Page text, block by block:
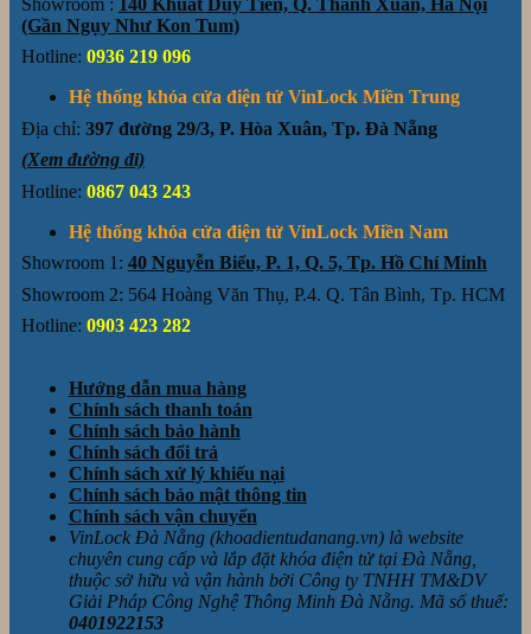
(Gần Ngụy Như Kon Tum)
Hotline: 0936 219 096
Hệ thống khóa cửa điện tử VinLock Miền Trung
Địa chỉ: 397 đường 29/3, P. Hòa Xuân, Tp. Đà Nẵng
(Xem đường đi)
Hotline: 0867 043 243
Hệ thống khóa cửa điện tử VinLock Miền Nam
Showroom 1: 40 Nguyễn Biểu, P. 1, Q. 5, Tp. Hồ Chí Minh
Showroom 2: 564 Hoàng Văn Thụ, P.4. Q. Tân Bình, Tp. HCM
Hotline: 0903 423 282
Hướng dẫn mua hàng
Chính sách thanh toán
Chính sách bảo hành
Chính sách đổi trả
Chính sách xử lý khiếu nại
Chính sách bảo mật thông tin
Chính sách vận chuyển
VinLock Đà Nẵng (khoadientudanang.vn) là website
chuyên cung cấp và lắp đặt khóa điện tử tại Đà Nẵng,
thuộc sở hữu và vận hành bởi Công ty TNHH TM&DV
Giải Pháp Công Nghệ Thông Minh Đà Nẵng. Mã số thuế:
0401922153